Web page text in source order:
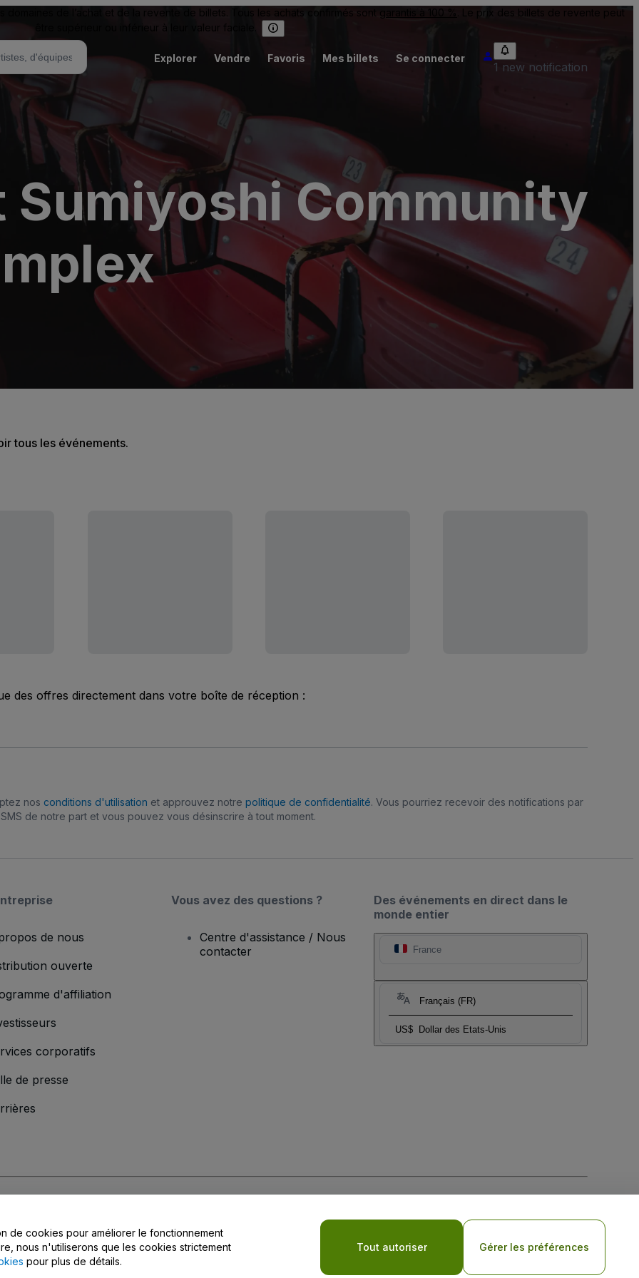
domaines de l’achat et de la revente de billets. Tous les achats confirmés sont garantis à 100 %
. Le prix des billets de revente peut
être supérieur ou inférieur à leur valeur faciale.
Explorer Vendre Favoris Mes billets Se connecter
1 new notification
Sumiyoshi Community
tous les événements.
des offres directement dans votre boîte de réception :
nos conditions d'utilisation et approuvez notre politique de confidentialité. Vous pourriez recevoir des notifications par
SMS de notre part et vous pouvez vous désinscrire à tout moment.
Des événements en direct dans le
monde entier
France
Français (FR)
US$ Dollar des Etats-Unis
de nous
ouverte
d'affiliation
corporatifs
de presse
Vous avez des questions ?
Centre d'assistance / Nous
contacter
Politique de confidentialité pour les appareils mobiles
de confidentialité
de cookies pour améliorer le fonctionnement
nous n'utiliserons que les cookies strictement
pour plus de détails.
Tout autoriser Gérer les préférences